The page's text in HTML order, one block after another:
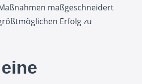
maßgeschneidert
Erfolg zu